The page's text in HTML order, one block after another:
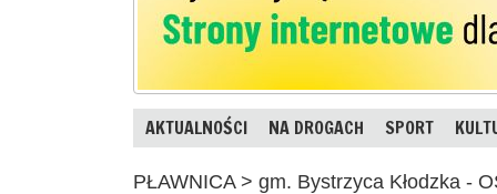
AKTUALNOŚCI NA DROGACH SPORT
PŁAWNICA > gm. Bystrzyca Kłodzka -